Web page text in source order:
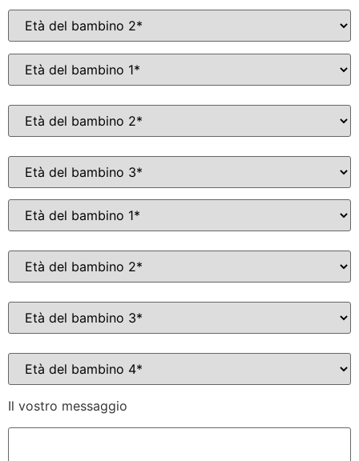
Il vostro messaggio